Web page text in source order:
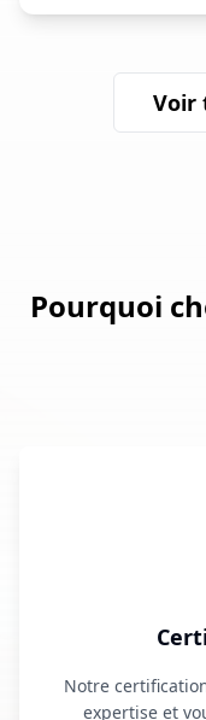
Voir
Pourquoi
Notre
expertise et